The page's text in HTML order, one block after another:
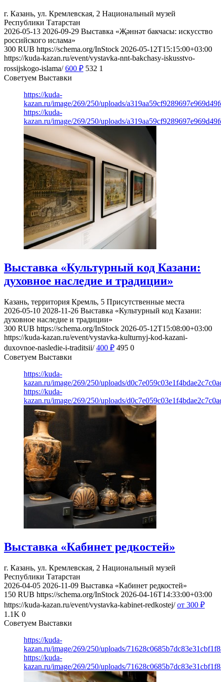
г. Казань, ул. Кремлевская, 2 Национальный музей
Республики Татарстан
2026-05-13 2026-09-29 Выставка «Җәннәт бакчасы: искусство
российского ислама»
300 RUB https://schema.org/InStock 2026-05-12T15:15:00+03:00
https://kuda-kazan.ru/event/vystavka-nnt-bakchasy-iskusstvo-
rossijskogo-islama/ 600 ₽ 532 1
Советуем Выставки
https://kuda-
kazan.ru/image/269/250/uploads/
https://kuda-
kazan.ru/image/269/250/uploads/
Выставка «Культурный код Казани:
духовное наследие и традиции»
Казань, территория Кремль, 5 Присутственные места
2026-05-10 2028-11-26 Выставка «Культурный код Казани:
духовное наследие и традиции»
300 RUB https://schema.org/InStock 2026-05-12T15:08:00+03:00
https://kuda-kazan.ru/event/vystavka-kulturnyj-kod-kazani-
duxovnoe-nasledie-i-traditsii/ 400 ₽ 495 0
Советуем Выставки
https://kuda-
kazan.ru/image/269/250/uploads/
https://kuda-
kazan.ru/image/269/250/uploads/
Выставка «Кабинет редкостей»
г. Казань, ул. Кремлевская, 2 Национальный музей
Республики Татарстан
2026-04-05 2026-11-09 Выставка «Кабинет редкостей»
150 RUB https://schema.org/InStock 2026-04-16T14:33:00+03:00
https://kuda-kazan.ru/event/vystavka-kabinet-redkostej/ от 300 ₽
1.1K 0
Советуем Выставки
https://kuda-
kazan.ru/image/269/250/uploads/
https://kuda-
kazan.ru/image/269/250/uploads/